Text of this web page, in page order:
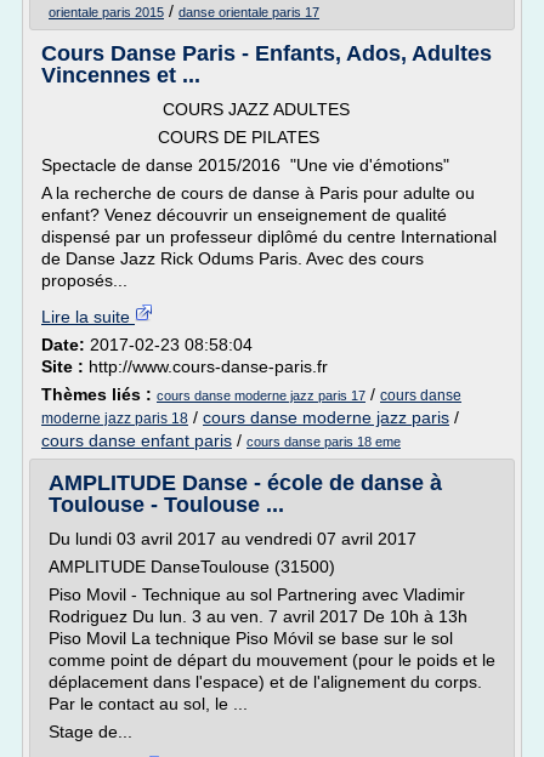
orientale paris 2015 / danse orientale paris 17
Cours Danse Paris - Enfants, Ados, Adultes
Vincennes et ...
COURS JAZZ ADULTES
COURS DE PILATES
Spectacle de danse 2015/2016 "Une vie d'émotions"
A la recherche de cours de danse à Paris pour adulte ou
enfant? Venez découvrir un enseignement de qualité
dispensé par un professeur diplômé du centre International
de Danse Jazz Rick Odums Paris. Avec des cours
proposés...
Lire la suite
Date: 2017-02-23 08:58:04
Site : http://www.cours-danse-paris.fr
Thèmes liés : cours danse moderne jazz paris 17 / cours danse
moderne jazz paris 18 / cours danse moderne jazz paris /
cours danse enfant paris / cours danse paris 18 eme
AMPLITUDE Danse - école de danse à
Toulouse - Toulouse ...
Du lundi 03 avril 2017 au vendredi 07 avril 2017
AMPLITUDE DanseToulouse (31500)
Piso Movil - Technique au sol Partnering avec Vladimir
Rodriguez Du lun. 3 au ven. 7 avril 2017 De 10h à 13h
Piso Movil La technique Piso Móvil se base sur le sol
comme point de départ du mouvement (pour le poids et le
déplacement dans l'espace) et de l'alignement du corps.
Par le contact au sol, le ...
Stage de...